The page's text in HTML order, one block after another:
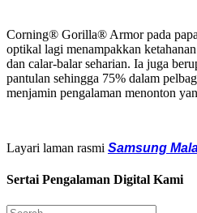
Corning® Gorilla® Armor pada
optikal lagi menampakkan
dan calar-balar seharian. Ia juga
pantulan sehingga 75% dalam
menjamin pengalaman menonton
Layari laman rasmi Samsung
Sertai Pengalaman Digital Kami